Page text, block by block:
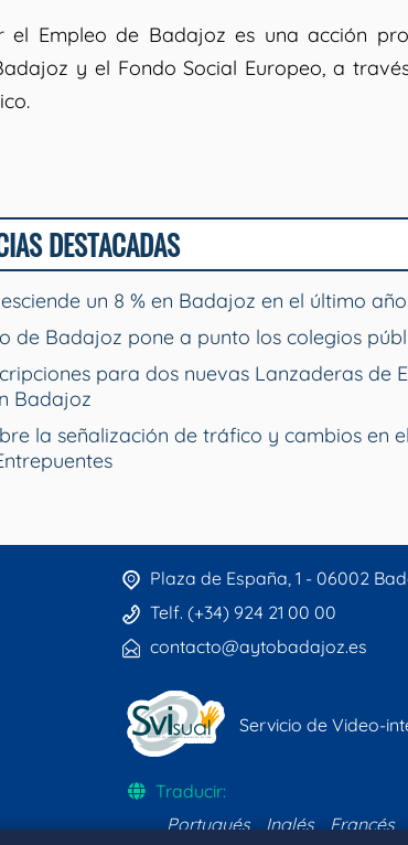
el Empleo de Badajoz es una acción
y el Fondo Social Europeo, a
DESTACADAS
un 8 % en Badajoz en el último año
de Badajoz pone a punto los colegios
para dos nuevas Lanzaderas
Badajoz
la señalización de tráfico y cambios
Plaza de España, 1 - 06002
Telf. (+34) 924 21 00 00
contacto@aytobadajoz.es
Servicio de Video-
Traducir:
Portugués
Inglés Francés